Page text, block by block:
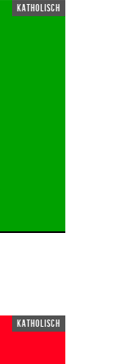
katholisch
katholisch